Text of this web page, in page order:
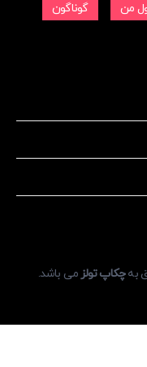
من گوناگون
بهچکاپ تولزمی باشد.